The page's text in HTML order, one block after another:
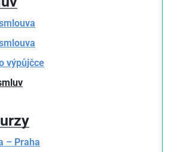
výpůjčce
– Praha